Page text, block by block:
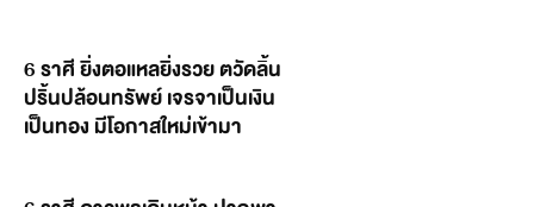
6 ราศี ยิ่งตอแหลยิ่งรวย ตวัดลิ้น
ปริ้นปล้อนทรัพย์ เจรจาเป็นเงิน
เป็นทอง มีโอกาสใหม่เข้ามา